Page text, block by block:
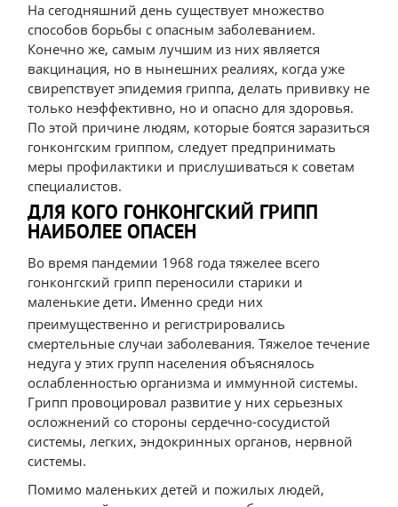
На сегодняшний день существует множество
способов борьбы с опасным заболеванием.
Конечно же, самым лучшим из них является
вакцинация, но в нынешних реалиях, когда уже
свирепствует эпидемия гриппа, делать прививку не
только неэффективно, но и опасно для здоровья.
По этой причине людям, которые боятся заразиться
гонконгским гриппом, следует предпринимать
меры профилактики и прислушиваться к советам
специалистов.
ДЛЯ КОГО ГОНКОНГСКИЙ ГРИПП
НАИБОЛЕЕ ОПАСЕН
Во время пандемии 1968 года тяжелее всего
гонконгский грипп переносили старики и
маленькие дети. Именно среди них
преимущественно и регистрировались
смертельные случаи заболевания. Тяжелое течение
недуга у этих групп населения объяснялось
ослабленностью организма и иммунной системы.
Грипп провоцировал развитие у них серьезных
осложнений со стороны сердечно-сосудистой
системы, легких, эндокринных органов, нервной
системы.
Помимо маленьких детей и пожилых людей,